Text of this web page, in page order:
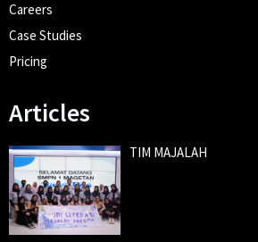
Careers
Case Studies
Pricing
Articles
TIM MAJALAH